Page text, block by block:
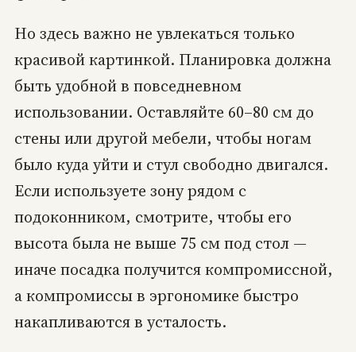
Но здесь важно не увлекаться только
красивой картинкой. Планировка должна
быть удобной в повседневном
использовании. Оставляйте 60–80 см до
стены или другой мебели, чтобы ногам
было куда уйти и стул свободно двигался.
Если используете зону рядом с
подоконником, смотрите, чтобы его
высота была не выше 75 см под стол —
иначе посадка получится компромиссной,
а компромиссы в эргономике быстро
накапливаются в усталость.